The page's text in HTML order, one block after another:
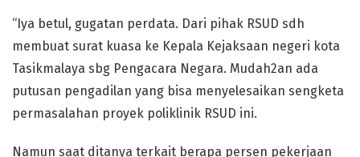
“Iya betul, gugatan perdata. Dari pihak RSUD sdh
membuat surat kuasa ke Kepala Kejaksaan negeri kota
Tasikmalaya sbg Pengacara Negara. Mudah2an ada
putusan pengadilan yang bisa menyelesaikan sengketa
permasalahan proyek poliklinik RSUD ini.
Namun saat ditanya terkait berapa persen pekerjaan